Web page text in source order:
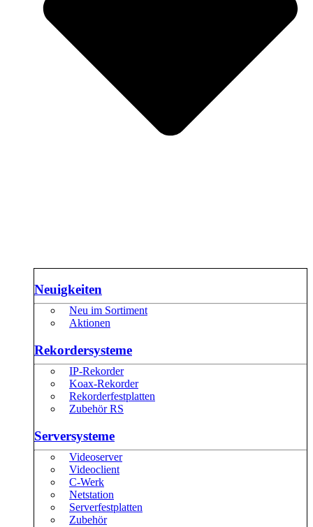
Neuigkeiten
Neu im Sortiment
Aktionen
Rekordersysteme
IP-Rekorder
Koax-Rekorder
Rekorderfestplatten
Zubehör RS
Serversysteme
Videoserver
Videoclient
C-Werk
Netstation
Serverfestplatten
Zubehör